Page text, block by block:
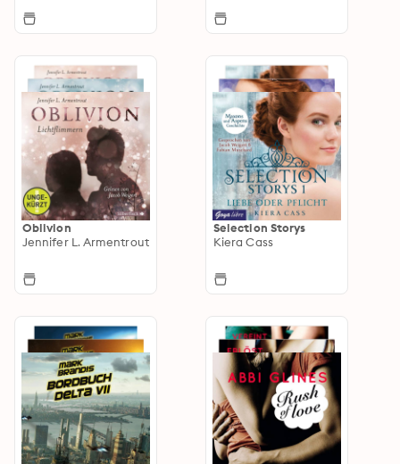
Oblivion
Jennifer L. Armentrout
Selection Storys
Kiera Cass